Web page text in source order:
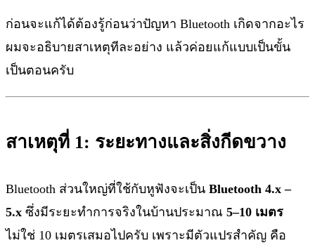
ก่อนจะแก้ได้ต้องรู้ก่อนว่าปัญหา Bluetooth เกิดจากอะไร
ผมจะอธิบายสาเหตุทีละอย่าง แล้วค่อยแก้แบบเป็นขั้น
เป็นตอนครับ
สาเหตุที่ 1: ระยะทางและสิ่งกีดขวาง
Bluetooth ส่วนใหญ่ที่ใช้กับหูฟังจะเป็น Bluetooth 4.x –
5.x ซึ่งมีระยะทำการจริงในบ้านประมาณ 5–10 เมตร
ไม่ใช่ 10 เมตรเสมอไปครับ เพราะมีตัวแปรสำคัญ คือ